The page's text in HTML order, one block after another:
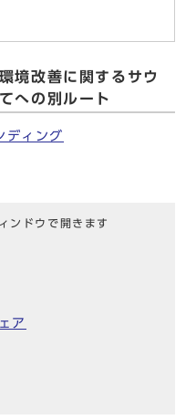
境改善に関するサウ
への別ルート
ディング
ンドウで開きます
ア